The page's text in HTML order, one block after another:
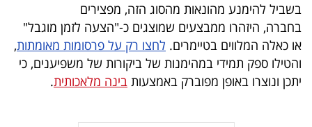
פרסמו
באייס
עקבו
אחרינו:
בשביל להימנע מהונאות מהסוג הזה, מפצירים
בחברה, היזהרו ממבצעים שמוצגים כ-"הצעה לזמן מוגבל"
או כאלה המלווים בטיימרים. לחצו רק על פרסומות מאומתות,
והטילו ספק תמידי במהימנות של ביקורות של משפיענים, כי
יתכן ונוצרו באופן מפוברק באמצעות בינה מלאכותית.